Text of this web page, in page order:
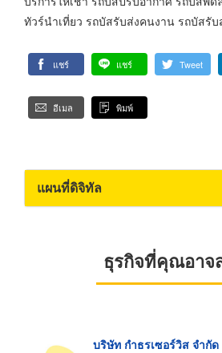
ทัวร์นำเที่ยว รถบัสรับส่งคนงาน รถบัสรั
แชร์ แชร์ Tweet
อีเมล พิมพ์
แผนที่ดิจิทัล
ธุรกิจที่คุณอาจ
บริษัท กำธรเซอร์วิส จำกัด